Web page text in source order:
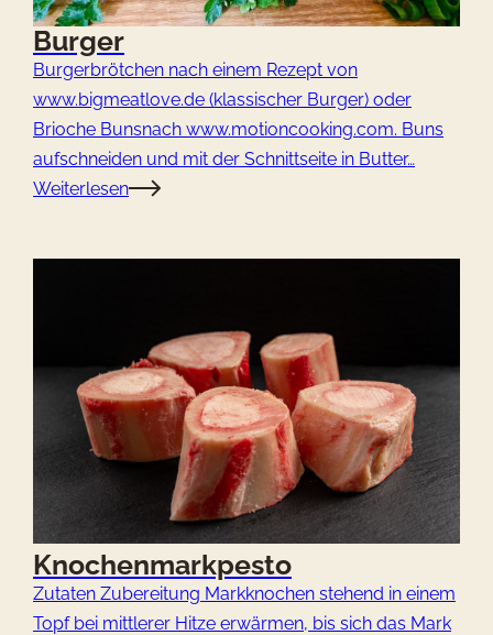
Burger
Burgerbrötchen nach einem Rezept von
www.bigmeatlove.de (klassischer Burger) oder
Brioche Bunsnach www.motioncooking.com. Buns
aufschneiden und mit der Schnittseite in Butter…
Weiterlesen
Knochenmarkpesto
Zutaten Zubereitung Markknochen stehend in einem
Topf bei mittlerer Hitze erwärmen, bis sich das Mark